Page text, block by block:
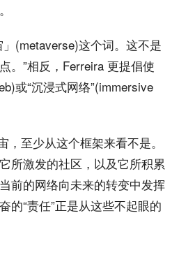
(metaverse)这个词。这不是
。”相反，Ferreira 更提倡使
或“沉浸式网络”(immersive
，至少从这个框架来看不是。
所激发的社区，以及它所积累
前的网络向未来的转变中发挥
的“责任”正是从这些不起眼的